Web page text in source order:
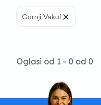
Gornji Vakuf×
Oglasi od 1 - 0 od 0